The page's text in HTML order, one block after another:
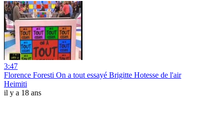
3:47
Florence Foresti On a tout essayé Brigitte Hotesse de l'air
Heimiti
il y a 18 ans